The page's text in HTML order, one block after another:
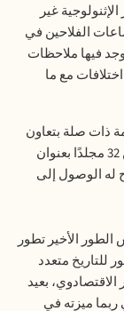
غير
وجماعات الفلاحين في
وجد فيها ملاحظات
مع ما
ذات صلة بتعاون
له الوصول إلى
الأخير تطور
للتاريخ متعدد
بعيد
ربما ميزته في